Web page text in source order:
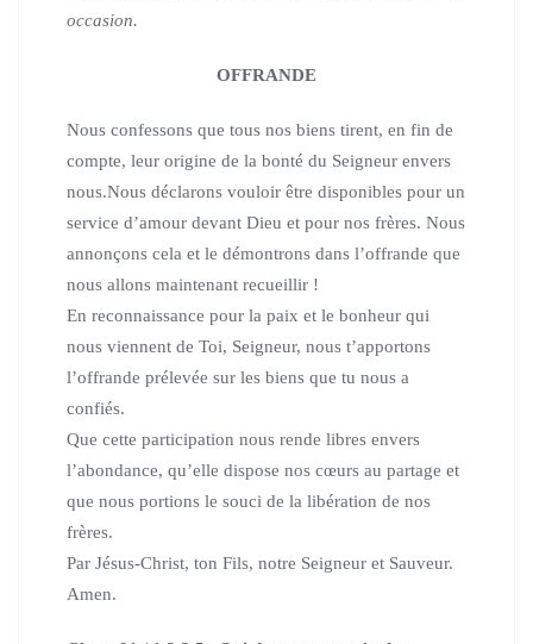
occasion.
OFFRANDE
Nous confessons que tous nos biens tirent, en fin de
compte, leur origine de la bonté du Seigneur envers
nous.Nous déclarons vouloir être disponibles pour un
service d’amour devant Dieu et pour nos frères. Nous
annonçons cela et le démontrons dans l’offrande que
nous allons maintenant recueillir !
En reconnaissance pour la paix et le bonheur qui
nous viennent de Toi, Seigneur, nous t’apportons
l’offrande prélevée sur les biens que tu nous a
confiés.
Que cette participation nous rende libres envers
l’abondance, qu’elle dispose nos cœurs au partage et
que nous portions le souci de la libération de nos
frères.
Par Jésus-Christ, ton Fils, notre Seigneur et Sauveur.
Amen.